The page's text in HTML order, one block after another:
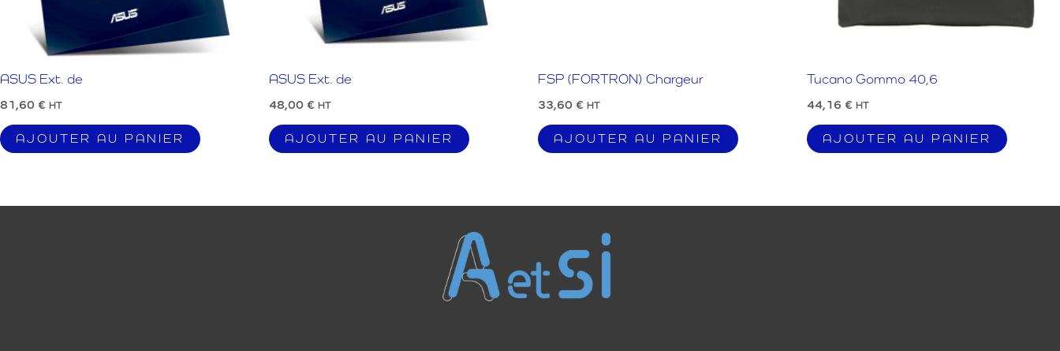
ASUS Ext. de
81,60 € HT
AJOUTER AU PANIER
ASUS Ext. de
48,00 € HT
AJOUTER AU PANIER
FSP (FORTRON) Chargeur
33,60 € HT
AJOUTER AU PANIER
Tucano Gommo 40,6
44,16 € HT
AJOUTER AU PANIER